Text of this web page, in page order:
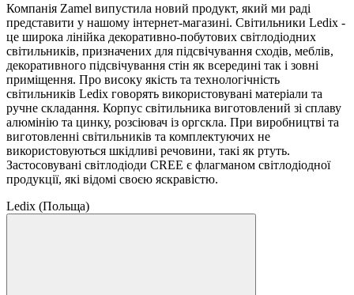
Компанія Zamel випустила новий продукт, який ми раді
представити у нашому інтернет-магазині. Світильники Ledix -
це широка лінійка декоративно-побутових світлодіодних
світильників, призначених для підсвічування сходів, меблів,
декоративного підсвічування стін як всередині так і зовні
приміщення. Про високу якість та технологічність
світильників Ledix говорять використовувані матеріали та
ручне складання. Корпус світильника виготовлений зі сплаву
алюмінію та цинку, розсіювач із оргскла. При виробництві та
виготовленні світильників та комплектуючих не
використовуються шкідливі речовини, такі як ртуть.
Застосовувані світлодіоди CREE є флагманом світлодіодної
продукції, які відомі своєю яскравістю.
Ledix (Польща)